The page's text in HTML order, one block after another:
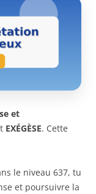
et
EXÉGÈSE. Cette
le niveau 637, tu
et poursuivre la